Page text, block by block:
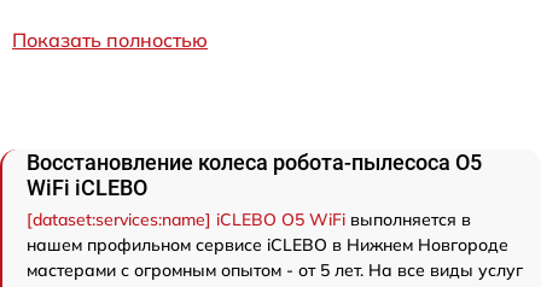
Показать полностью
Восстановление колеса робота-пылесоса O5
WiFi iCLEBO
[dataset:services:name] iCLEBO O5 WiFi выполняется в
нашем профильном сервисе iCLEBO в Нижнем Новгороде
мастерами с огромным опытом - от 5 лет. На все виды услуг